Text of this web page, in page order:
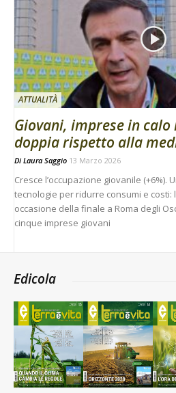
ATTUALITÀ
Giovani, imprese in
doppia rispetto alla
Di Laura Saggio 13 Marzo 2026
Cresce l’occupazione giovanile (+6%).
tecnologie per ridurre consumi e costi:
occasione della finale a Roma degli
cinque imprese giovani
Edicola